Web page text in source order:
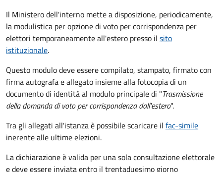
Il Ministero dell'interno mette a disposizione, periodicamente,
la modulistica per opzione di voto per corrispondenza per
elettori temporaneamente all'estero presso il sito
istituzionale.
Questo modulo deve essere compilato, stampato, firmato con
firma autografa e allegato insieme alla fotocopia di un
documento di identità al modulo principale di "Trasmissione
della domanda di voto per corrispondenza dall'estero".
Tra gli allegati all'istanza è possibile scaricare il fac-simile
inerente alle ultime elezioni.
La dichiarazione è valida per una sola consultazione elettorale
e deve essere inviata entro il trentaduesimo giorno